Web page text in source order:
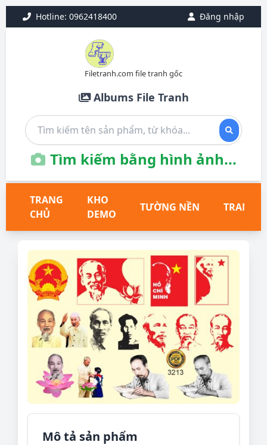
Hotline: 0962418400 Đăng nhập
Filetranh.com file tranh gốc
Albums File Tranh
Tìm kiếm bằng hình ảnh...
TRANG
CHỦ
KHO
DEMO
TƯỜNG NỀN TRANH
Mô tả sản phẩm